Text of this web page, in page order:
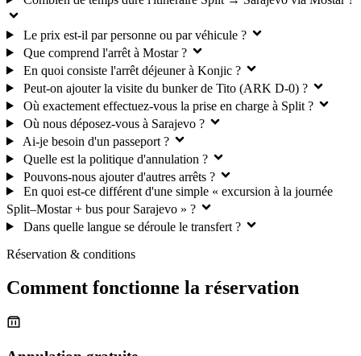
Le prix est-il par personne ou par véhicule ?
Que comprend l'arrêt à Mostar ?
En quoi consiste l'arrêt déjeuner à Konjic ?
Peut-on ajouter la visite du bunker de Tito (ARK D-0) ?
Où exactement effectuez-vous la prise en charge à Split ?
Où nous déposez-vous à Sarajevo ?
Ai-je besoin d'un passeport ?
Quelle est la politique d'annulation ?
Pouvons-nous ajouter d'autres arrêts ?
En quoi est-ce différent d'une simple « excursion à la journée
Split–Mostar + bus pour Sarajevo » ?
Dans quelle langue se déroule le transfert ?
Réservation & conditions
Comment fonctionne la réservation